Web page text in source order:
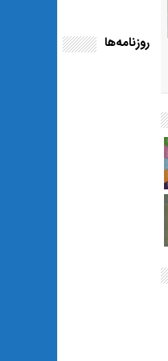
روزنامه‌ها